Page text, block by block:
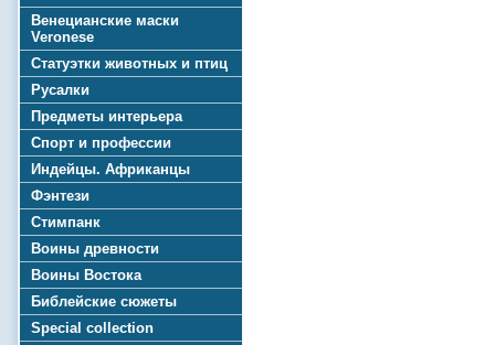
Венецианские маски
Veronese
Статуэтки животных и птиц
Русалки
Предметы интерьера
Спорт и профессии
Индейцы. Африканцы
Фэнтези
Стимпанк
Воины древности
Воины Востока
Библейские сюжеты
Special collection